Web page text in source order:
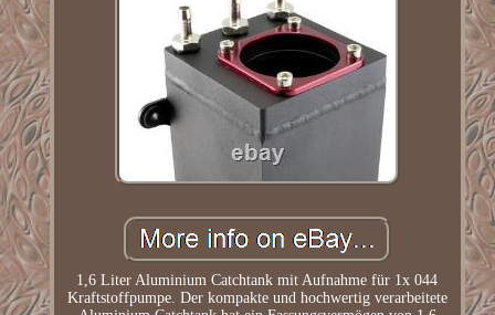
1,6 Liter Aluminium Catchtank mit Aufnahme für 1x 044
Kraftstoffpumpe. Der kompakte und hochwertig verarbeitete